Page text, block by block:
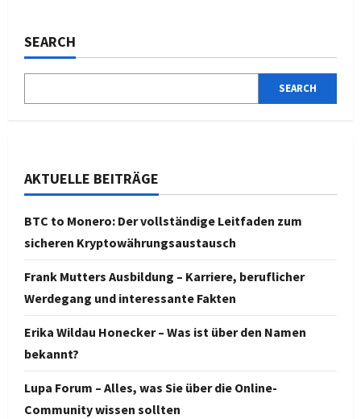
SEARCH
SEARCH
AKTUELLE BEITRÄGE
BTC to Monero: Der vollständige Leitfaden zum
sicheren Kryptowährungsaustausch
Frank Mutters Ausbildung – Karriere, beruflicher
Werdegang und interessante Fakten
Erika Wildau Honecker – Was ist über den Namen
bekannt?
Lupa Forum – Alles, was Sie über die Online-
Community wissen sollten